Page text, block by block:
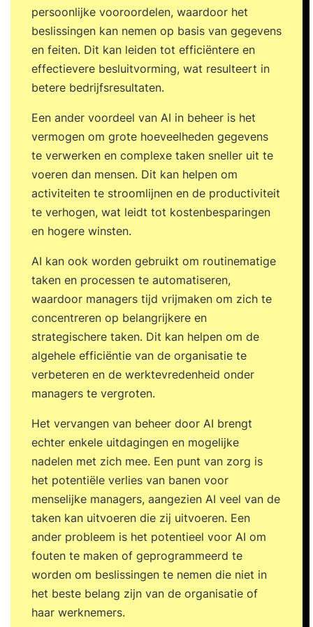
persoonlijke vooroordelen, waardoor het
beslissingen kan nemen op basis van gegevens
en feiten. Dit kan leiden tot efficiëntere en
effectievere besluitvorming, wat resulteert in
betere bedrijfsresultaten.
Een ander voordeel van AI in beheer is het
vermogen om grote hoeveelheden gegevens
te verwerken en complexe taken sneller uit te
voeren dan mensen. Dit kan helpen om
activiteiten te stroomlijnen en de productiviteit
te verhogen, wat leidt tot kostenbesparingen
en hogere winsten.
AI kan ook worden gebruikt om routinematige
taken en processen te automatiseren,
waardoor managers tijd vrijmaken om zich te
concentreren op belangrijkere en
strategischere taken. Dit kan helpen om de
algehele efficiëntie van de organisatie te
verbeteren en de werktevredenheid onder
managers te vergroten.
Het vervangen van beheer door AI brengt
echter enkele uitdagingen en mogelijke
nadelen met zich mee. Een punt van zorg is
het potentiële verlies van banen voor
menselijke managers, aangezien AI veel van de
taken kan uitvoeren die zij uitvoeren. Een
ander probleem is het potentieel voor AI om
fouten te maken of geprogrammeerd te
worden om beslissingen te nemen die niet in
het beste belang zijn van de organisatie of
haar werknemers.